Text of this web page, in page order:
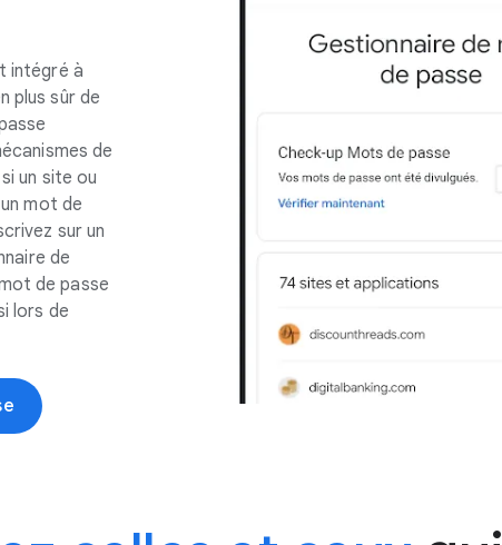
intégré à
plus sûr de
de
un site ou
mot de
sur un
de
de passe
lors de